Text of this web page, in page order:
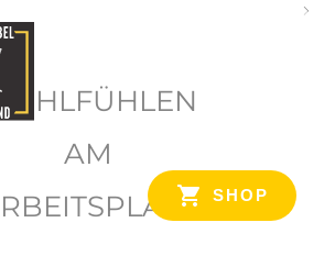
SHOP
AM